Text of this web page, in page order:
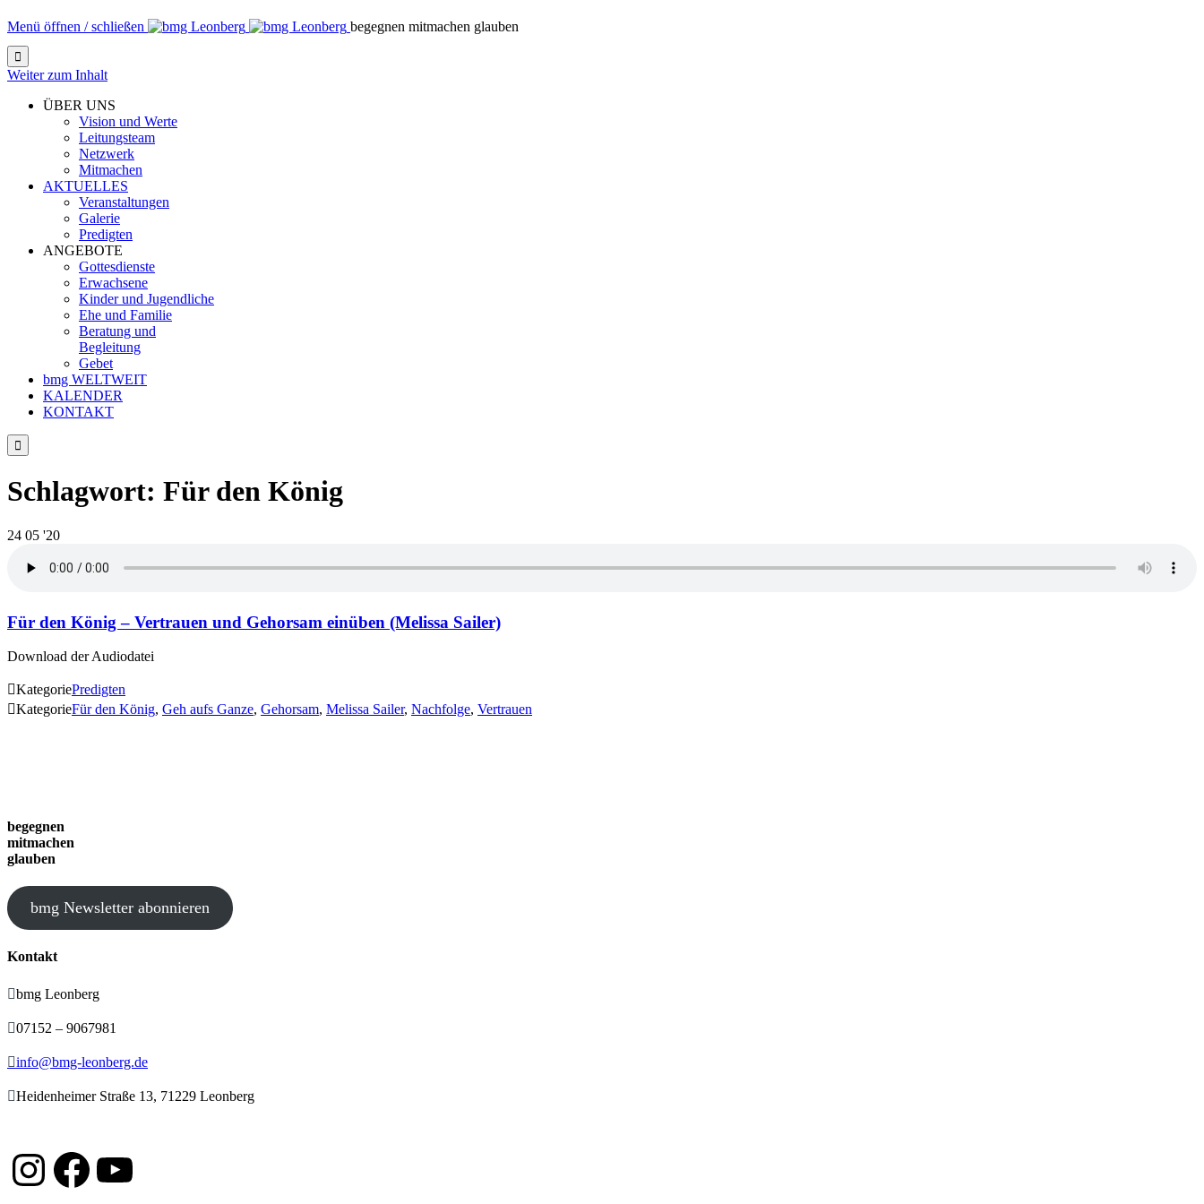
Menü öffnen / schließen begegnen mitmachen glauben

Weiter zum Inhalt
ÜBER UNS
Vision und Werte
Leitungsteam
Netzwerk
Mitmachen
AKTUELLES
Veranstaltungen
Galerie
Predigten
ANGEBOTE
Gottesdienste
Erwachsene
Kinder und Jugendliche
Ehe und Familie
Beratung und
Begleitung
Gebet
bmg WELTWEIT
KALENDER
KONTAKT

Schlagwort: Für den König
24 05 '20
Für den König – Vertrauen und Gehorsam einüben (Melissa Sailer)
Download der Audiodatei
KategoriePredigten
KategorieFür den König, Geh aufs Ganze, Gehorsam, Melissa Sailer, Nachfolge, Vertrauen
begegnen
mitmachen
glauben
bmg Newsletter abonnieren
Kontakt
bmg Leonberg
07152 – 9067981
info@bmg-leonberg.de
Heidenheimer Straße 13, 71229 Leonberg
Instagram
Facebook
YouTube